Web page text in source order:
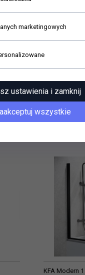
z
VEDO
wannowy z
400,00 PLN
KFA Modern
marketingowych
ustawienia i zamknij
wszystkie